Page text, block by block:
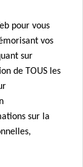
pour vous
vos
sur
de TOUS les
sur la